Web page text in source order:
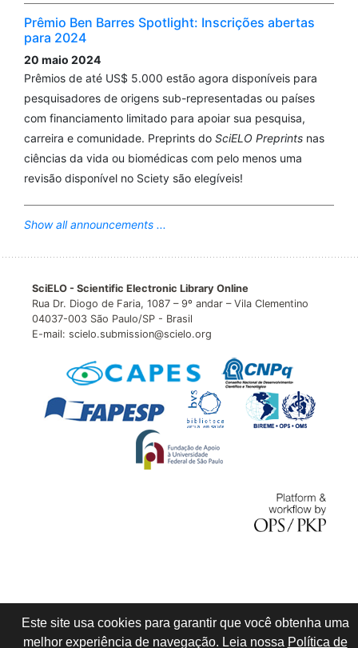
Prêmio Ben Barres Spotlight: Inscrições abertas
para 2024
20 maio 2024
Prêmios de até US$ 5.000 estão agora disponíveis para
pesquisadores de origens sub-representadas ou países
com financiamento limitado para apoiar sua pesquisa,
carreira e comunidade. Preprints do SciELO Preprints nas
ciências da vida ou biomédicas com pelo menos uma
revisão disponível no Sciety são elegíveis!
Show all announcements ...
SciELO - Scientific Electronic Library Online
Rua Dr. Diogo de Faria, 1087 – 9º andar – Vila Clementino
04037-003 São Paulo/SP - Brasil
E-mail: scielo.submission@scielo.org
Este site usa cookies para garantir que você obtenha uma
melhor experiência de navegação. Leia nossa Política de